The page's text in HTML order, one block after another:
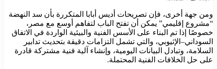
ومن جهة أخرى، فإن تصريحات أديس أبابا المتكررة بأن سد النهضة
“مشروع إقليمي” يمكن أن تفتح الباب لتفاهم أوسع مع مصر،
خصوصًا إذا تم البناء على الأسس الفنية والبيئية الواردة في الاتفاق
السوداني–الإثيوبي، والتي تشمل التزامات دقيقة بتحديث تدابير
السلامة، وتبادل البيانات اليومية، وإنشاء آلية فنية مشتركة قادرة
على حل الخلافات الفنية المحتملة.